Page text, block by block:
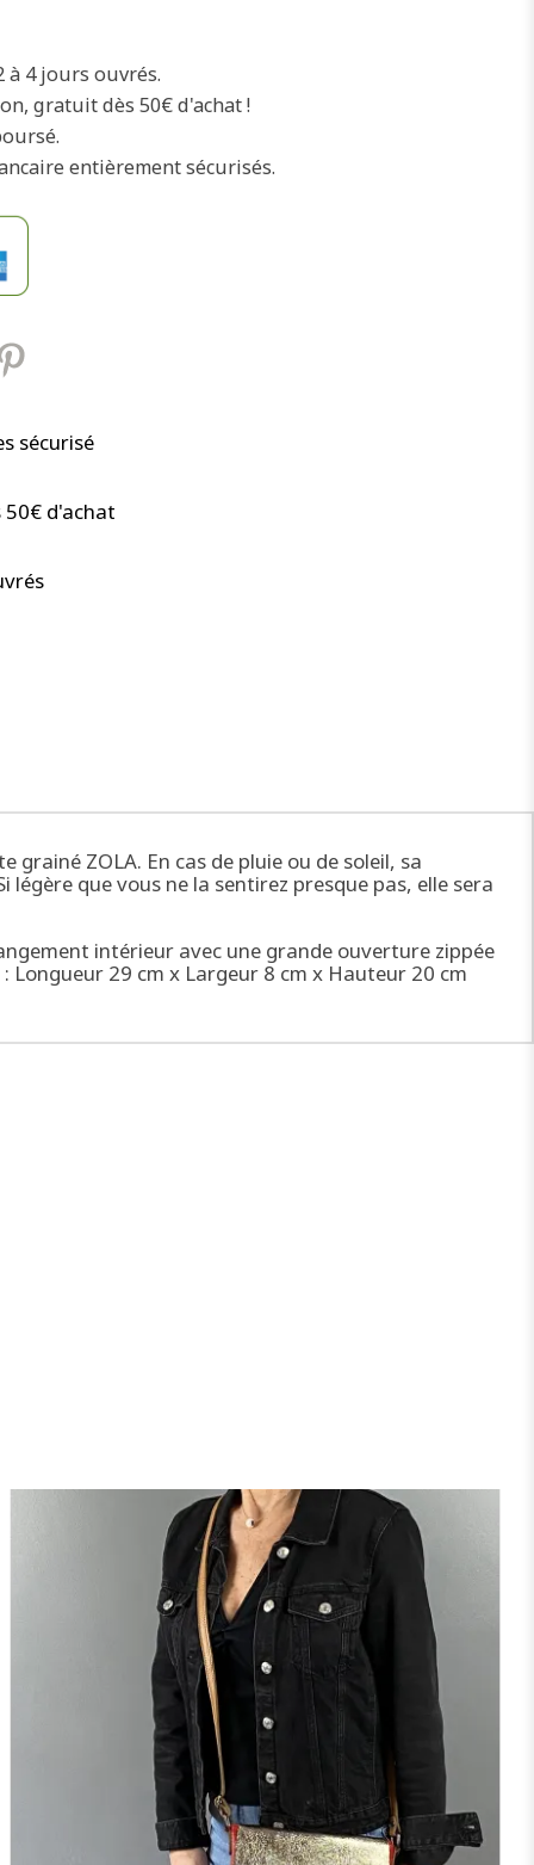
à 4 jours ouvrés.
gratuit dès 50€ d'achat !
entièrement sécurisés.
sécurisé
d'achat
ZOLA. En cas de pluie ou de soleil, sa
que vous ne la sentirez presque pas, elle sera
intérieur avec une grande ouverture zippée
Longueur 29 cm x Largeur 8 cm x Hauteur 20 cm